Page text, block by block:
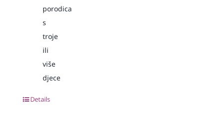
porodica
s
troje
ili
više
djece
Details